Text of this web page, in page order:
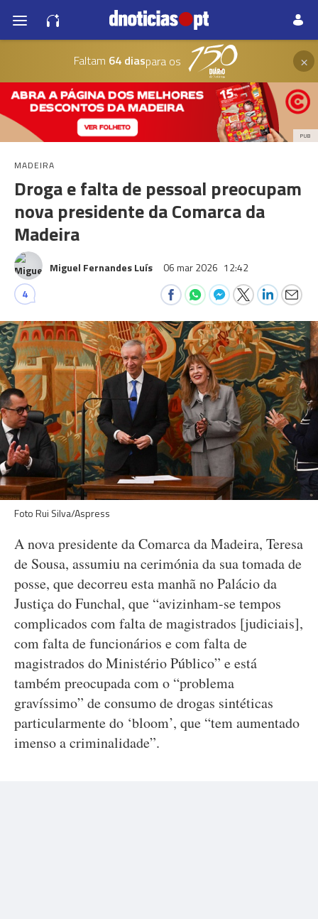
Faltam 64 diaspara os ×
PUB
MADEIRA
Droga e falta de pessoal preocupam
nova presidente da Comarca da
Madeira
Miguel Fernandes Luís 06 mar 2026 12:42
4
Foto Rui Silva/Aspress
A nova presidente da Comarca da Madeira, Teresa
de Sousa, assumiu na cerimónia da sua tomada de
posse, que decorreu esta manhã no Palácio da
Justiça do Funchal, que “avizinham-se tempos
complicados com falta de magistrados [judiciais],
com falta de funcionários e com falta de
magistrados do Ministério Público” e está
também preocupada com o “problema
gravíssimo” de consumo de drogas sintéticas
particularmente do ‘bloom’, que “tem aumentado
imenso a criminalidade”.